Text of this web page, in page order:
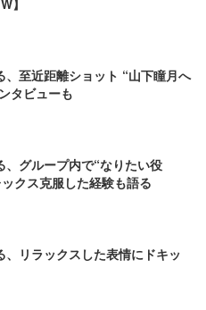
、至近距離ショット “山下瞳月へ
タビューも
、グループ内で“なりたい役
クス克服した経験も語る
、リラックスした表情にドキッ